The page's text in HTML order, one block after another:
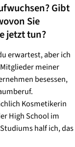
Gibt
Sie
jetzt tun?
erwartest, aber ich
meiner
besessen,
Kosmetikerin
High School im
half ich, das